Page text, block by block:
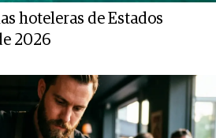
hoteleras de Estados
2026